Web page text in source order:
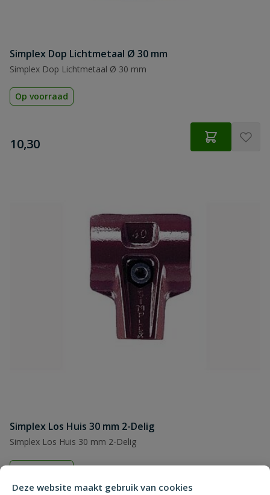
Deze website maakt gebruik van cookies
Simplex Dop Lichtmetaal Ø 30 mm
Simplex Dop Lichtmetaal Ø 30 mm
Op voorraad
€
10,30
Simplex Los Huis 30 mm 2-Delig
Simplex Los Huis 30 mm 2-Delig
Op voorraad